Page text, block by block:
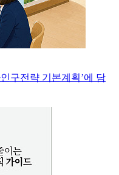
구전략 기본계획’에 담